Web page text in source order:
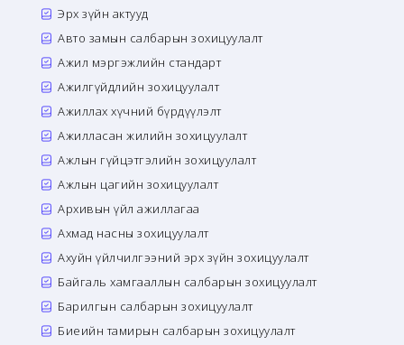
Эрх зүйн актууд
Авто замын салбарын зохицуулалт
Ажил мэргэжлийн стандарт
Ажилгүйдлийн зохицуулалт
Ажиллах хүчний бүрдүүлэлт
Ажилласан жилийн зохицуулалт
Ажлын гүйцэтгэлийн зохицуулалт
Ажлын цагийн зохицуулалт
Архивын үйл ажиллагаа
Ахмад насны зохицуулалт
Ахуйн үйлчилгээний эрх зүйн зохицуулалт
Байгаль хамгааллын салбарын зохицуулалт
Барилгын салбарын зохицуулалт
Биеийн тамирын салбарын зохицуулалт